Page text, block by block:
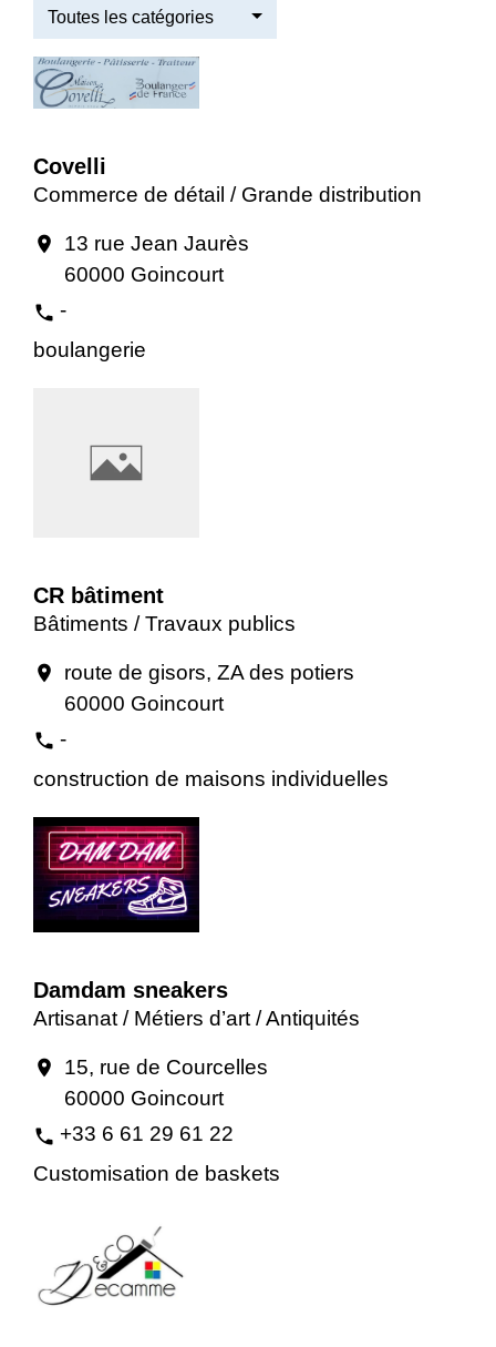
Toutes les catégories
Covelli
Commerce de détail / Grande distribution
location_on
13 rue Jean Jaurès
60000 Goincourt
phone -
boulangerie
CR bâtiment
Bâtiments / Travaux publics
location_on
route de gisors, ZA des potiers
60000 Goincourt
phone -
construction de maisons individuelles
Damdam sneakers
Artisanat / Métiers d’art / Antiquités
location_on
15, rue de Courcelles
60000 Goincourt
phone +33 6 61 29 61 22
Customisation de baskets